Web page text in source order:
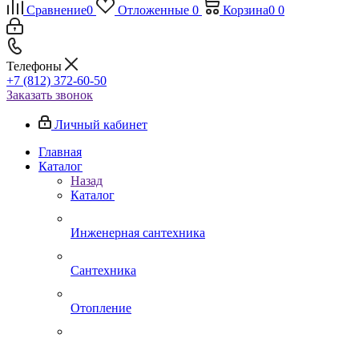
Сравнение0 Отложенные 0 Корзина0 0
Телефоны
+7 (812) 372-60-50
Заказать звонок
Личный кабинет
Главная
Каталог
Назад
Каталог
Инженерная сантехника
Сантехника
Отопление